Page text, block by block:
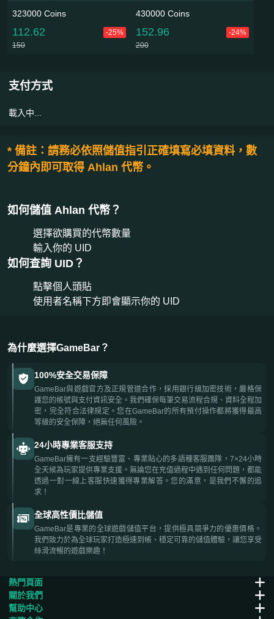
323000 Coins
112.62
-25%
150
430000 Coins
152.96
-24%
200
支付方式
載入中...
* 備註：請務必依照儲值指引正確填寫必填資料，數
分鐘內即可取得 Ahlan 代幣。
如何儲值 Ahlan 代幣？
選擇欲購買的代幣數量
輸入你的 UID
如何查詢 UID？
點擊個人頭貼
使用者名稱下方即會顯示你的 UID
為什麼選擇GameBar？
100%安全交易保障
GameBar與遊戲官方及正規管道合作，採用銀行級加密技術，嚴格保
護您的帳號與支付資訊安全。我們確保每筆交易流程合規、資料全程加
密，完全符合法律規定。您在GameBar的所有預付操作都將獲得最高
等級的安全保障，絕無任何風險。
24小時專業客服支持
GameBar擁有一支經驗豐富、專業貼心的多語種客服團隊，7×24小時
全天候為玩家提供專業支援。無論您在充值過程中遇到任何問題，都能
透過一對一線上客服快速獲得專業解答。您的滿意，是我們不懈的追
求！
全球高性價比儲值
GameBar是專業的全球遊戲儲值平台，提供極具競爭力的優惠價格。
我們致力於為全球玩家打造極速到帳、穩定可靠的儲值體驗，讓您享受
絲滑流暢的遊戲樂趣！
熱門頁面
關於我們
幫助中心